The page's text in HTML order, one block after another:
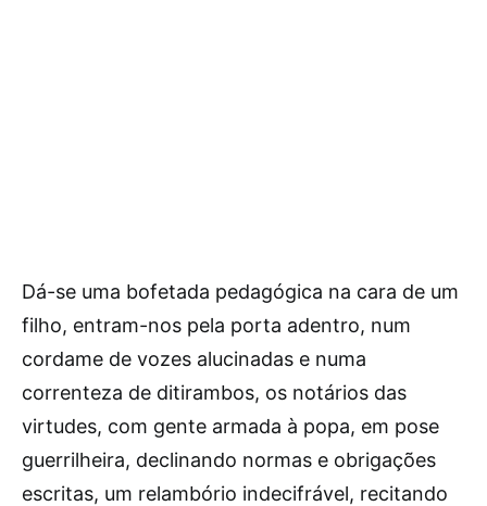
Dá-se uma bofetada pedagógica na cara de um
filho, entram-nos pela porta adentro, num
cordame de vozes alucinadas e numa
correnteza de ditirambos, os notários das
virtudes, com gente armada à popa, em pose
guerrilheira, declinando normas e obrigações
escritas, um relambório indecifrável, recitando